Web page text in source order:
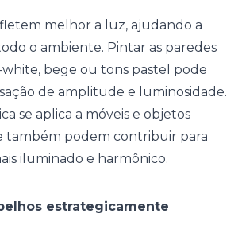
melhor a luz, ajudando a
o ambiente. Pintar as paredes
, bege ou tons pastel pode
de amplitude e luminosidade.
se aplica a móveis e objetos
também podem contribuir para
iluminado e harmônico.
estrategicamente